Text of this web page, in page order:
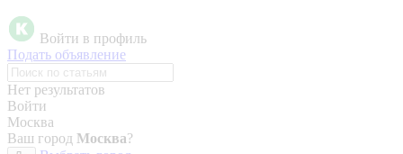
Войти в профиль
Подать объявление
Нет результатов
Войти
Москва
Ваш город Москва?